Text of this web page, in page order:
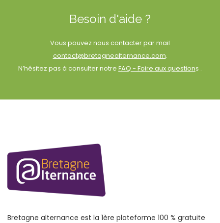
Besoin d'aide ?
Vous pouvez nous contacter par mail
contact@bretagnealternance.com.
N’hésitez pas à consulter notre FAQ - Foire aux questions .
Bretagne alternance est la 1ère plateforme 100 % gratuite